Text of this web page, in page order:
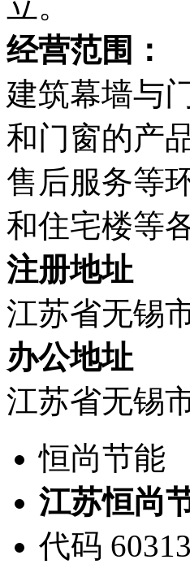
经营范围：
建筑幕墙与
和门窗的产
售后服务等
和住宅楼等
注册地址
江苏省无锡
办公地址
江苏省无锡
恒尚节能
江苏恒尚
代码